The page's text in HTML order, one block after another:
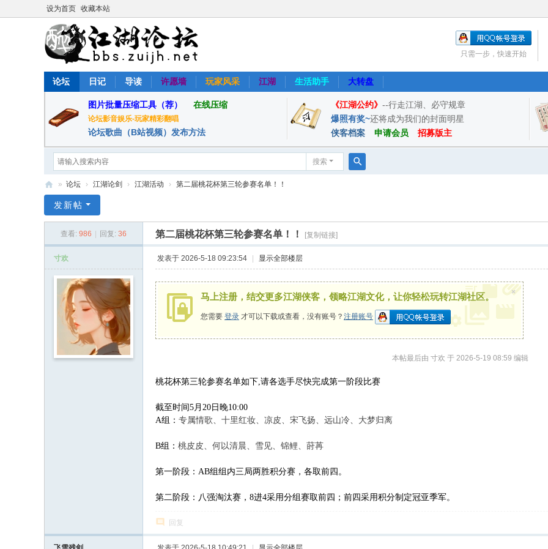
设为首页 收藏本站
只需一步，快速开始
论坛 日记 导读 许愿墙 玩家风采 江湖 生活助手 大转盘
图片批量压缩工具（荐） 在线压缩
论坛影音娱乐-玩家精彩翻唱
论坛歌曲（B站视频）发布方法
《江湖公约》 --行走江湖、必守规章
爆照有奖~还将成为我们的封面明星
侠客档案
申请会员 招募版主
搜索
江
» 论坛 › 江湖论剑 › 江湖活动 › 第二届桃花杯第三轮参赛名单！！
发新帖
查看: 986 回复: 36 第二届桃花杯第三轮参赛名单！！ [复制链接]
寸欢 发表于 2026-5-18 09:23:54 显示全部楼层
马上注册，结交更多江湖侠客，领略江湖文化，让你轻松玩转江湖社区。
您需要 登录 才可以下载或查看，没有账号？ 注册账号
×
本帖最后由 寸欢 于 2026-5-19 08:59 编辑
桃花杯第三轮参赛名单如下,请各选手尽快完成第一阶段比赛
截至时间5月20日晚10:00
A组： 专属情歌、十里红妆、 凉皮、 宋飞扬、远山冷、 大梦归离
B组： 桃皮皮、何以清晨、雪见、 锦鲤、莳苒
第一阶段： AB组组内三局两胜积分赛，各取前四。
第二阶段：八强淘汰赛， 8进4采用分组赛取前四；前四采用积分制定冠亚季军。
回复